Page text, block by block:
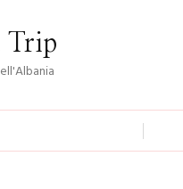
Trip